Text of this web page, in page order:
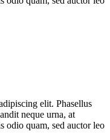
elit. Phasellus
neque urna, at
odio quam, sed auctor leo